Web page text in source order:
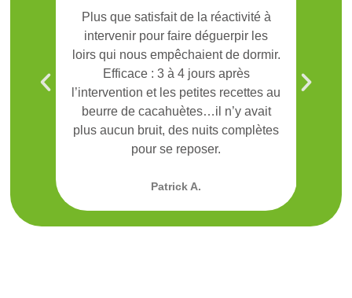
recettes au
Gestion sans stress d’un nid de
frelons dans notre volet de chambre
On a été rassurés et très bien servi
par Geoffrey d’une grande efficacité.
Mérite d’être signalé pour la qualité
de l’intervention.
Herve L.